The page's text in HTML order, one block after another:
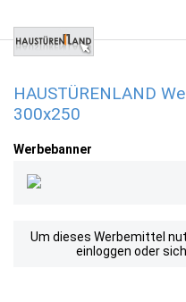
HAUSTÜRENLAND
300x250
Werbebanner
Um dieses Werbemittel
einloggen oder sich